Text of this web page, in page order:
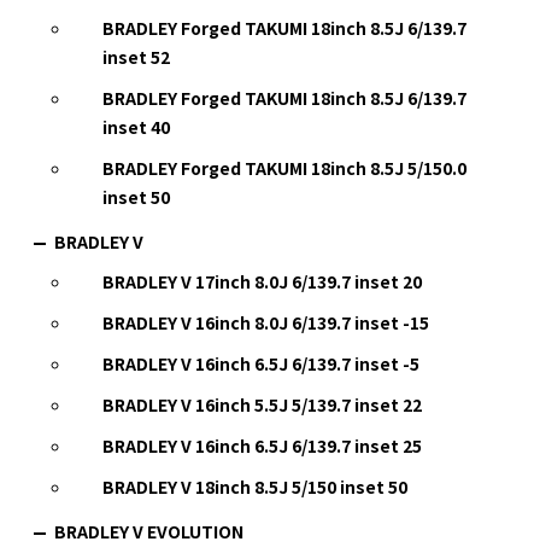
BRADLEY Forged TAKUMI 18inch 8.5J 6/139.7
inset 52
BRADLEY Forged TAKUMI 18inch 8.5J 6/139.7
inset 40
BRADLEY Forged TAKUMI 18inch 8.5J 5/150.0
inset 50
BRADLEY V
BRADLEY V 17inch 8.0J 6/139.7 inset 20
BRADLEY V 16inch 8.0J 6/139.7 inset -15
BRADLEY V 16inch 6.5J 6/139.7 inset -5
BRADLEY V 16inch 5.5J 5/139.7 inset 22
BRADLEY V 16inch 6.5J 6/139.7 inset 25
BRADLEY V 18inch 8.5J 5/150 inset 50
BRADLEY V EVOLUTION